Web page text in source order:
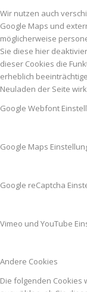
Wir nutzen auch
Google Maps und
möglicherweise
Sie diese hier
dieser Cookies die
erheblich
Neuladen der Seite
Google Webfont
Google Maps
Google reCaptcha
Vimeo und YouTube
Andere Cookies
Die folgenden Cookies